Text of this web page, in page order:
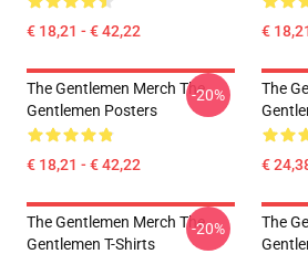
€ 18,21 - € 42,22 €
The Gentlemen Merch The
Gentlemen Posters
€ 18,21 - € 42,22
-20%
The
€
The Gentlemen Merch The
Gentlemen T-Shirts
-20%
The